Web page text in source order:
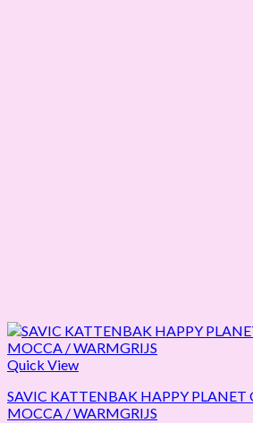
Quick View
SAVIC KATTENBAK HAPPY
MOCCA / WARMGRIJS